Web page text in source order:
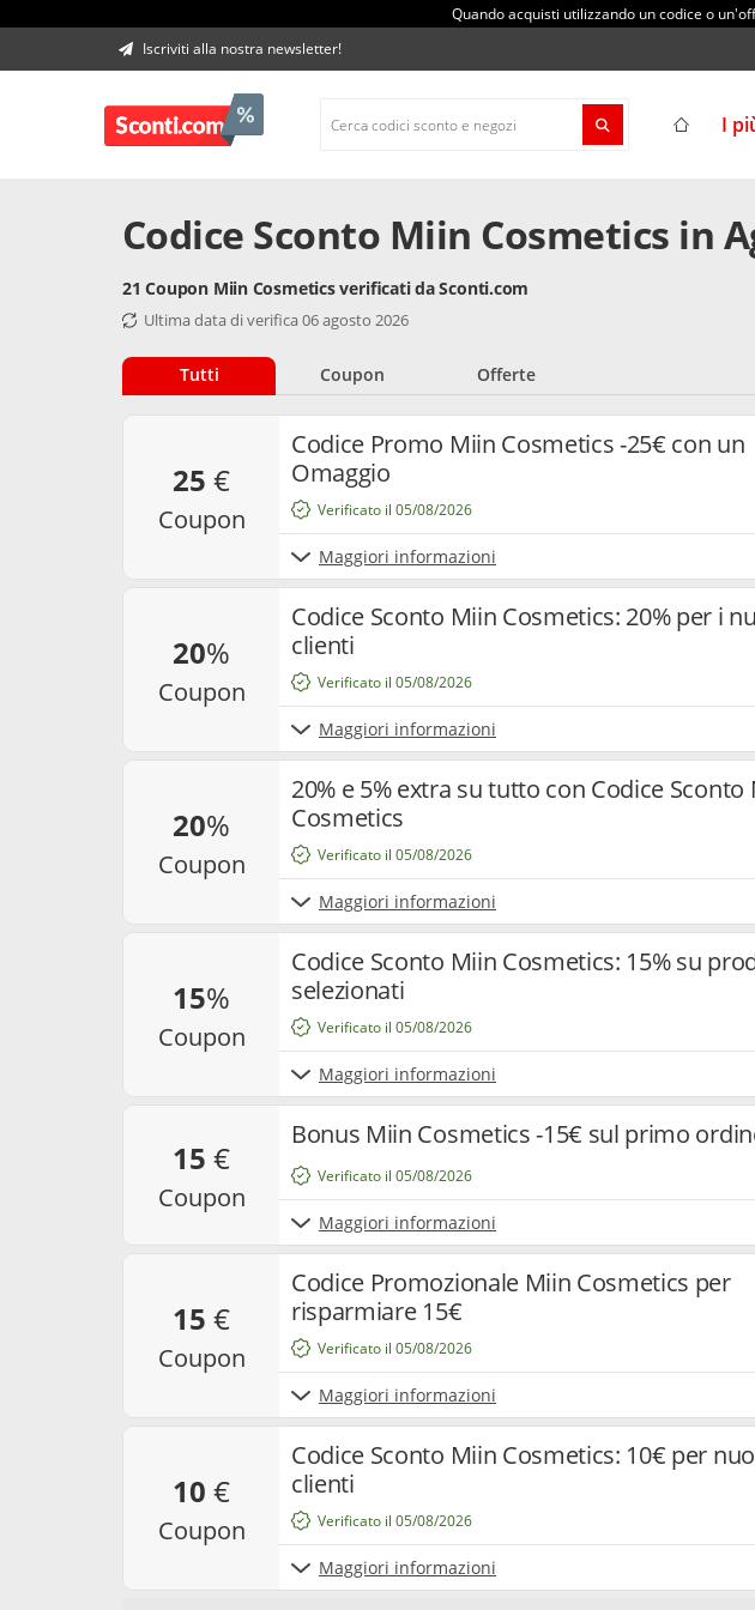
Quando acquisti utilizzando un codice o
Iscriviti alla nostra newsletter!
I
Codice Sconto Miin Cosmetics in
21 Coupon Miin Cosmetics verificati da Sconti.com
Ultima data di verifica 06 agosto 2026
Tutti Coupon Offerte
25 €
coupon
Codice Promo Miin Cosmetics -25€ con un
Omaggio
Maggiori informazioni
Verificato il 05/08/2026
20%
coupon
Codice Sconto Miin Cosmetics: 20% per i
clienti
Maggiori informazioni
Verificato il 05/08/2026
20%
coupon
20% e 5% extra su tutto con Codice Sconto
Cosmetics
Maggiori informazioni
Verificato il 05/08/2026
15%
coupon
Codice Sconto Miin Cosmetics: 15% su
selezionati
Maggiori informazioni
Verificato il 05/08/2026
15 €
coupon
Bonus Miin Cosmetics -15€ sul primo
Maggiori informazioni
Verificato il 05/08/2026
15 €
coupon
Codice Promozionale Miin Cosmetics per
risparmiare 15€
Maggiori informazioni
Verificato il 05/08/2026
10 €
coupon
Codice Sconto Miin Cosmetics: 10€ per
clienti
Maggiori informazioni
Verificato il 05/08/2026